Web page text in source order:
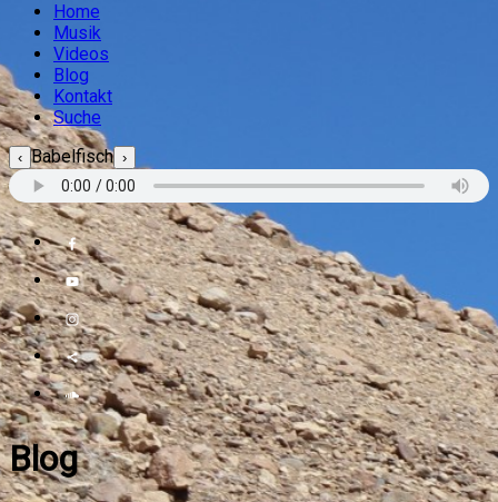
Home
Musik
Videos
Blog
Kontakt
Suche
‹ Babelfisch ›
Blog